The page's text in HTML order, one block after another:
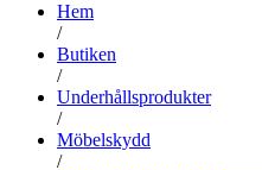
Hem
/
Butiken
/
Underhållsprodukter
/
Möbelskydd
/